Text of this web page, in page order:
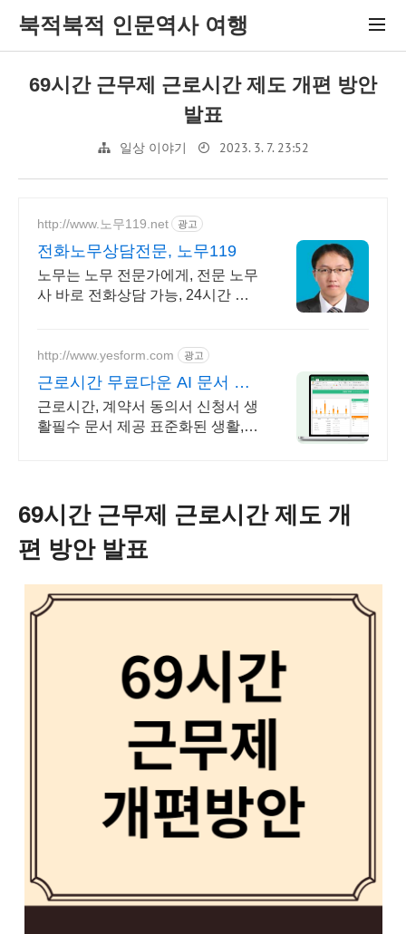
북적북적 인문역사 여행
69시간 근무제 근로시간 제도 개편 방안
발표
일상 이야기 2023. 3. 7. 23:52
http://www.노무119.net 광고
전화노무상담전문, 노무119
노무는 노무 전문가에게, 전문 노무
사 바로 전화상담 가능, 24시간 대
http://www.yesform.com 광고
근로시간 무료다운 AI 문서 편
집
근로시간, 계약서 동의서 신청서 생
활필수 문서 제공 표준화된 생활,법
69시간 근무제 근로시간 제도 개
편 방안 발표